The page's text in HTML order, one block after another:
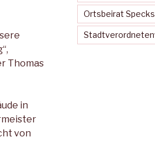
Thomas
in
von
Ortsbeirat